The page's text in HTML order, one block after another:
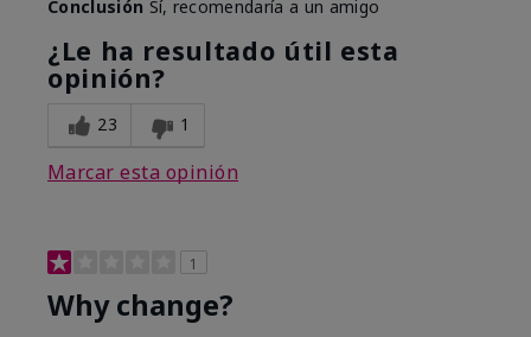
Conclusión Sí, recomendaría a un amigo
¿Le ha resultado útil esta
opinión?
23 1
Marcar esta opinión
1
Why change?